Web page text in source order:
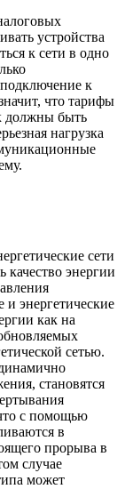
устройства
к сети в одно
к
что тарифы
должны быть
нагрузка
сети
энергии
энергетические
как на
сетью.
становятся
с помощью
в
прорыва в
случае
может